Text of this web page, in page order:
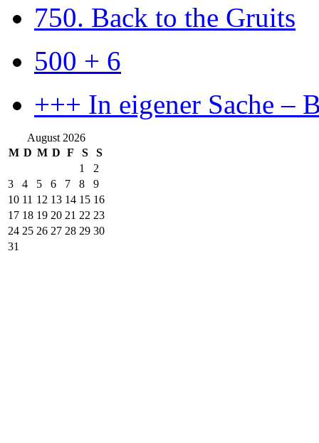
750. Back to the Gruits
500 + 6
+++ In eigener Sache –
August 2026
M D M D F S
S
1
2
3
4 5 6 7 8
9
10 11 12 13 14 15 16
17 18 19 20 21 22 23
24 25 26 27 28 29 30
31